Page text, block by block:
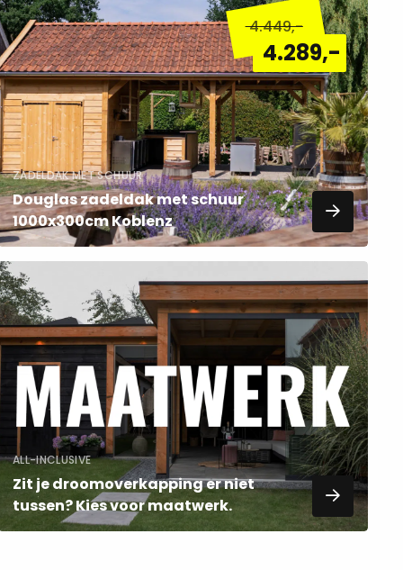
4.449,-
4.289,-
ZADELDAK MET SCHUUR
Douglas zadeldak met schuur
1000x300cm Koblenz
over
ALL-INCLUSIVE
Zit je droomoverkapping er niet
tussen? Kies voor maatwerk.